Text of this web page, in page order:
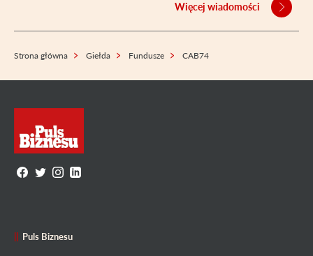
Więcej wiadomości
Strona główna Giełda Fundusze CAB74
Puls Biznesu